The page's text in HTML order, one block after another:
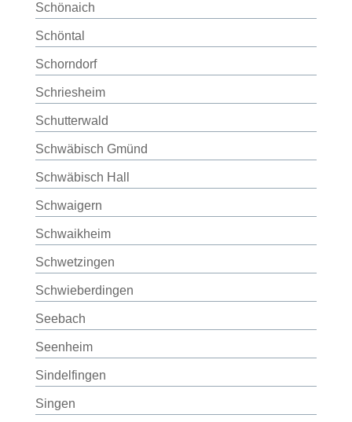
Schönaich
Schöntal
Schorndorf
Schriesheim
Schutterwald
Schwäbisch Gmünd
Schwäbisch Hall
Schwaigern
Schwaikheim
Schwetzingen
Schwieberdingen
Seebach
Seenheim
Sindelfingen
Singen